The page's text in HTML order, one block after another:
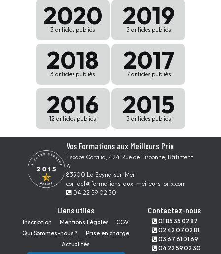
2020
3 articles publiés 2019
3 articles publiés
2018
3 articles publiés 2017
7 articles publiés
2016
12 articles publiés 2015
3 articles publiés
Vos Formations aux Meilleurs Prix
Espace Coralia, 424 Rue de Lisbonne, Bâtiment
A
83500 La Seyne-sur-Mer
contact@formations-aux-meilleurs-prix.com
04 22 59 02 30
Liens utiles
Inscription Mentions Légales
CGV
Qui Sommes-nous ?
Prise en charge
Actualités
Contactez-nous
01 85 35 02 87
02 42 07 02 81
03 67 61 01 69
04 22 59 02 30